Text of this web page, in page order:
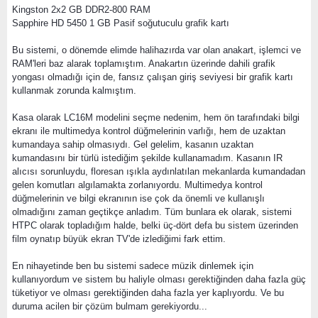
Kingston 2x2 GB DDR2-800 RAM
Sapphire HD 5450 1 GB Pasif soğutuculu grafik kartı
Bu sistemi, o dönemde elimde halihazırda var olan anakart, işlemci ve
RAM'leri baz alarak toplamıştım. Anakartın üzerinde dahili grafik
yongası olmadığı için de, fansız çalışan giriş seviyesi bir grafik kartı
kullanmak zorunda kalmıştım.
Kasa olarak LC16M modelini seçme nedenim, hem ön tarafındaki bilgi
ekranı ile multimedya kontrol düğmelerinin varlığı, hem de uzaktan
kumandaya sahip olmasıydı. Gel gelelim, kasanın uzaktan
kumandasını bir türlü istediğim şekilde kullanamadım. Kasanın IR
alıcısı sorunluydu, floresan ışıkla aydınlatılan mekanlarda kumandadan
gelen komutları algılamakta zorlanıyordu. Multimedya kontrol
düğmelerinin ve bilgi ekranının ise çok da önemli ve kullanışlı
olmadığını zaman geçtikçe anladım. Tüm bunlara ek olarak, sistemi
HTPC olarak topladığım halde, belki üç-dört defa bu sistem üzerinden
film oynatıp büyük ekran TV'de izlediğimi fark ettim.
En nihayetinde ben bu sistemi sadece müzik dinlemek için
kullanıyordum ve sistem bu haliyle olması gerektiğinden daha fazla güç
tüketiyor ve olması gerektiğinden daha fazla yer kaplıyordu. Ve bu
duruma acilen bir çözüm bulmam gerekiyordu...